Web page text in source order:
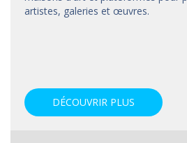
artistes, galeries et œuvres.
DÉCOUVRIR PLUS